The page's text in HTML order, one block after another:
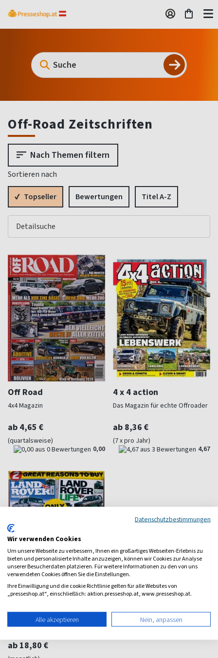
Off-Road Zeitschriften
Nach Themen filtern
Sortieren nach
Topseller Bewertungen Titel A-Z
Off Road
4x4 Magazin
ab 4,65 €
(quartalsweise)
0,00
4 x 4 action
Das Magazin für echte Offroader
ab 8,36 €
(7 x pro Jahr)
4,67
Land Rover Monthly
Landrover und Defender
ab 18,80 €
Datenschutzbestimmungen
Wir verwenden Cookies
Um unsere Webseite zu verbessern, Ihnen ein großartiges Webseiten-Erlebnis zu
bieten und personalisierte Inhalte anzuzeigen, können wir Cookies zur Analyse
unserer Besucherdaten platzieren. Für weitere Informationen zu den von uns
verwendeten Cookies öffnen Sie die Einstellungen.
Ihre Einwilligung und die cookie Richtlinie gelten für alle Websites von
„presseshop.at“, einschließlich: aktion.presseshop.at, www.presseshop.at.
Alle akzeptieren Nein, anpassen